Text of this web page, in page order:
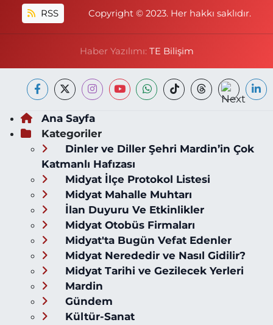
RSS Copyright © 2023. Her hakkı saklıdır.
Haber Yazılımı: TE Bilişim
Ana Sayfa
Kategoriler
Dinler ve Diller Şehri Mardin’in Çok
Katmanlı Hafızası
Midyat İlçe Protokol Listesi
Midyat Mahalle Muhtarı
İlan Duyuru Ve Etkinlikler
Midyat Otobüs Firmaları
Midyat'ta Bugün Vefat Edenler
Midyat Nerededir ve Nasıl Gidilir?
Midyat Tarihi ve Gezilecek Yerleri
Mardin
Gündem
Kültür-Sanat